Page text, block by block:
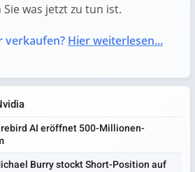
was jetzt zu tun ist.
verkaufen? Hier weiterlesen...
AI eröffnet 500-Millionen-
Burry stockt Short-Position auf